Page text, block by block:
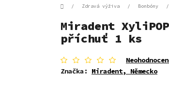
Domů/ Zdravá výživa / Bonbóny /
Miradent
příchuť 1 ks
Průměrné
hodnocení
produktu
Značka: Miradent, Německo